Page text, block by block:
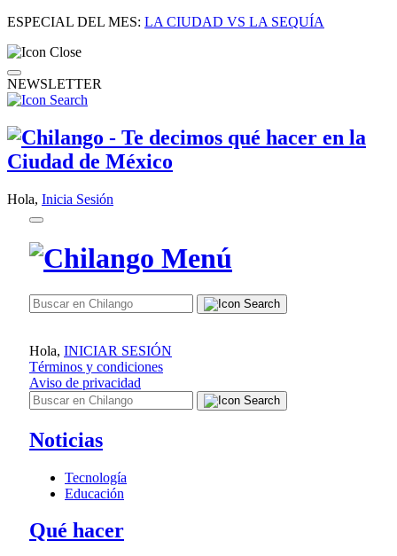
ESPECIAL DEL MES: LA CIUDAD VS LA SEQUÍA
NEWSLETTER
Hola, Inicia Sesión
Hola, INICIAR SESIÓN
Términos y condiciones
Aviso de privacidad
Noticias
Tecnología
Educación
Qué hacer